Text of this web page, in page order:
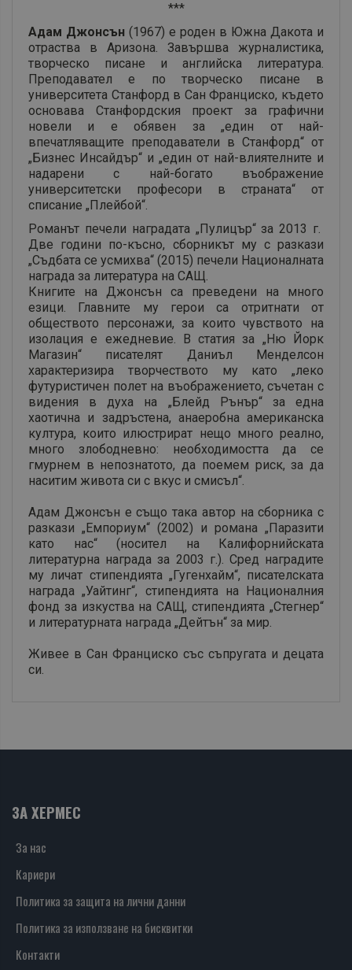
***
Адам Джонсън (1967) е роден в Южна Дакота и
отраства в Аризона. Завършва журналистика,
творческо писане и английска литература.
Преподавател е по творческо писане в
университета Станфорд в Сан Франциско, където
основава Станфордския проект за графични
новели и е обявен за „един от най-
впечатляващите преподаватели в Станфорд“ от
„Бизнес Инсайдър“ и „един от най-влиятелните и
надарени с най-богато въображение
университетски професори в страната“ от
списание „Плейбой“.
Романът печели наградата „Пулицър“ за 2013 г.
Две години по-късно, сборникът му с разкази
„Съдбата се усмихва“ (2015) печели Националната
награда за литература на САЩ.
Книгите на Джонсън са преведени на много
езици. Главните му герои са отритнати от
обществото персонажи, за които чувството на
изолация е ежедневие. В статия за „Ню Йорк
Магазин“ писателят Даниъл Менделсон
характеризира творчеството му като „леко
футуристичен полет на въображението, съчетан с
видения в духа на „Блейд Рънър“ за една
хаотична и задръстена, анаеробна американска
култура, които илюстрират нещо много реално,
много злободневно: необходимостта да се
гмурнем в непознатото, да поемем риск, за да
наситим живота си с вкус и смисъл“.
Адам Джонсън е също така автор на сборника с
разкази „Емпориум“ (2002) и романа „Паразити
като нас“ (носител на Калифорнийската
литературна награда за 2003 г.). Сред наградите
му личат стипендията „Гугенхайм“, писателската
награда „Уайтинг“, стипендията на Националния
фонд за изкуства на САЩ, стипендията „Стегнер“
и литературната награда „Дейтън“ за мир.
Живее в Сан Франциско със съпругата и децата
си.
ЗА ХЕРМЕС
За нас
Кариери
Политика за защита на лични данни
Политика за използване на бисквитки
Контакти